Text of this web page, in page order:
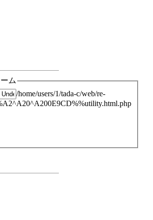
ム
/home/users/1/tada-c/web/re-